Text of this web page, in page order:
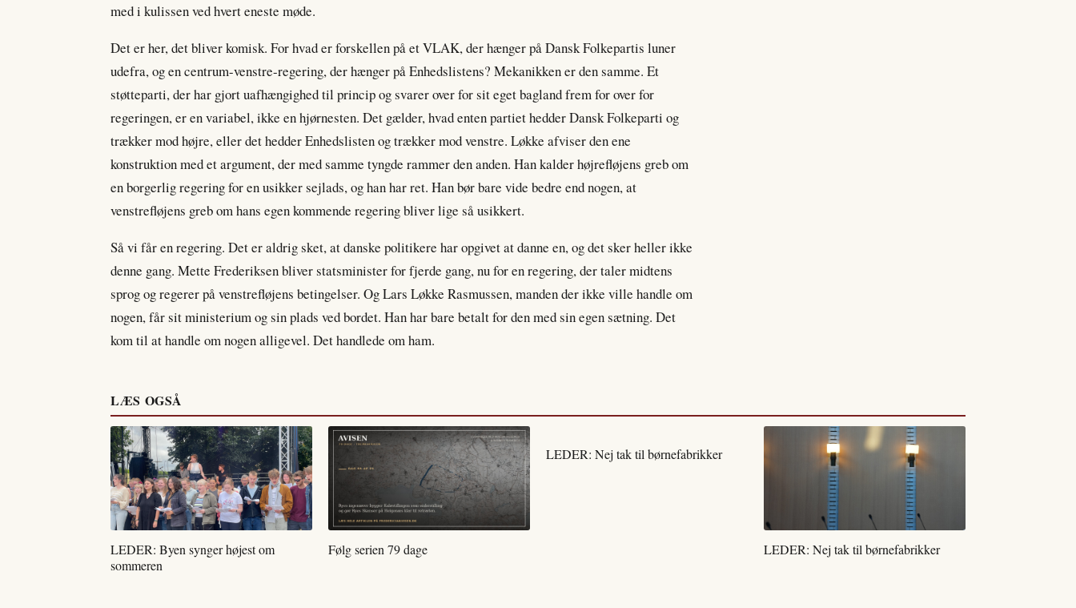
med i kulissen ved hvert eneste møde.
Det er her, det bliver komisk. For hvad er forskellen på et VLAK, der hænger på Dansk Folkepartis luner
udefra, og en centrum-venstre-regering, der hænger på Enhedslistens? Mekanikken er den samme. Et
støtteparti, der har gjort uafhængighed til princip og svarer over for sit eget bagland frem for over for
regeringen, er en variabel, ikke en hjørnesten. Det gælder, hvad enten partiet hedder Dansk Folkeparti og
trækker mod højre, eller det hedder Enhedslisten og trækker mod venstre. Løkke afviser den ene
konstruktion med et argument, der med samme tyngde rammer den anden. Han kalder højrefløjens greb om
en borgerlig regering for en usikker sejlads, og han har ret. Han bør bare vide bedre end nogen, at
venstrefløjens greb om hans egen kommende regering bliver lige så usikkert.
Så vi får en regering. Det er aldrig sket, at danske politikere har opgivet at danne en, og det sker heller ikke
denne gang. Mette Frederiksen bliver statsminister for fjerde gang, nu for en regering, der taler midtens
sprog og regerer på venstrefløjens betingelser. Og Lars Løkke Rasmussen, manden der ikke ville handle om
nogen, får sit ministerium og sin plads ved bordet. Han har bare betalt for den med sin egen sætning. Det
kom til at handle om nogen alligevel. Det handlede om ham.
LÆS OGSÅ
LEDER: Byen synger højest om
sommeren
Følg serien 79 dage
LEDER: Nej tak til børnefabrikker
LEDER: Nej tak til børnefabrikker